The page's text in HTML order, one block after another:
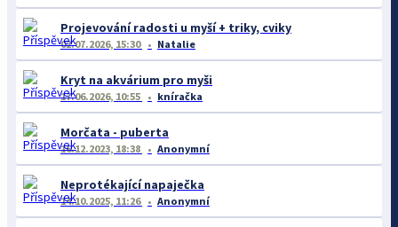
Projevování radosti u myší + triky, cviky
02.07.2026, 15:30 Natalie
Kryt na akvárium pro myši
17.06.2026, 10:55 kníračka
Morčata - puberta
16.12.2023, 18:38 Anonymní
Neprotékající napaječka
14.10.2025, 11:26 Anonymní